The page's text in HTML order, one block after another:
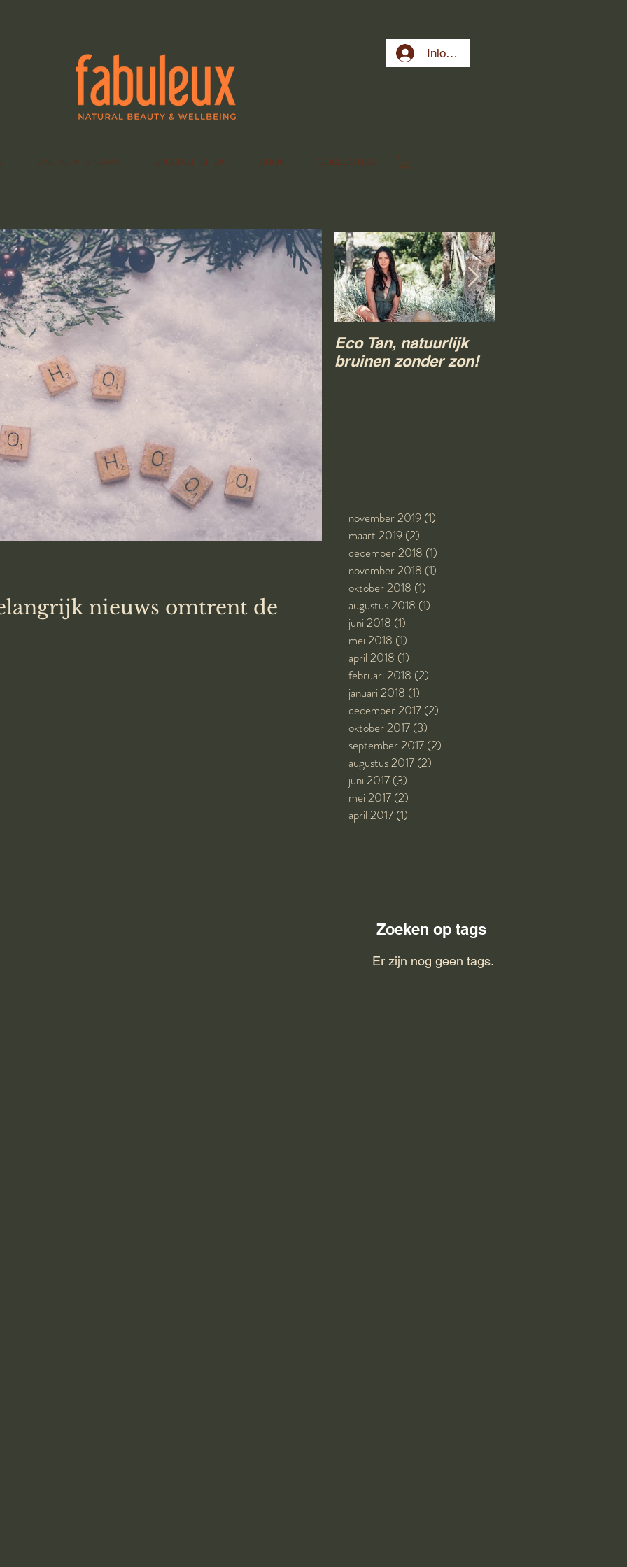
Inloggen
ONLINE AFSPRAAK SPECIALITEITEN SHOP COLLECTIES
nieuws omtrent de
Eco Tan, natuurlijk
bruinen zonder zon!
november 2019 (1)
maart 2019 (2)
december 2018 (1)
november 2018 (1)
oktober 2018 (1)
augustus 2018 (1)
juni 2018 (1)
mei 2018 (1)
april 2018 (1)
februari 2018 (2)
januari 2018 (1)
december 2017 (2)
oktober 2017 (3)
september 2017 (2)
augustus 2017 (2)
juni 2017 (3)
mei 2017 (2)
april 2017 (1)
Zoeken op tags
Er zijn nog geen tags.